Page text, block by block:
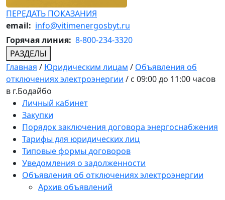
ПЕРЕДАТЬ ПОКАЗАНИЯ
email: info@vitimenergosbyt.ru
Горячая линия: 8-800-234-3320
РАЗДЕЛЫ
Главная / Юридическим лицам / Объявления об
отключениях электроэнергии / с 09:00 до 11:00 часов
в г.Бодайбо
Личный кабинет
Закупки
Порядок заключения договора энергоснабжения
Тарифы для юридических лиц
Типовые формы договоров
Уведомления о задолженности
Объявления об отключениях электроэнергии
Архив объявлений